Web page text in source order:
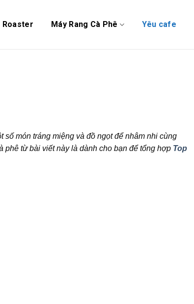
Roaster Máy Rang Cà Phê Yêu cafe
món tráng miệng và đồ ngọt để nhâm nhi cùng
phê từ bài viết này là dành cho bạn để tổng hợp Top